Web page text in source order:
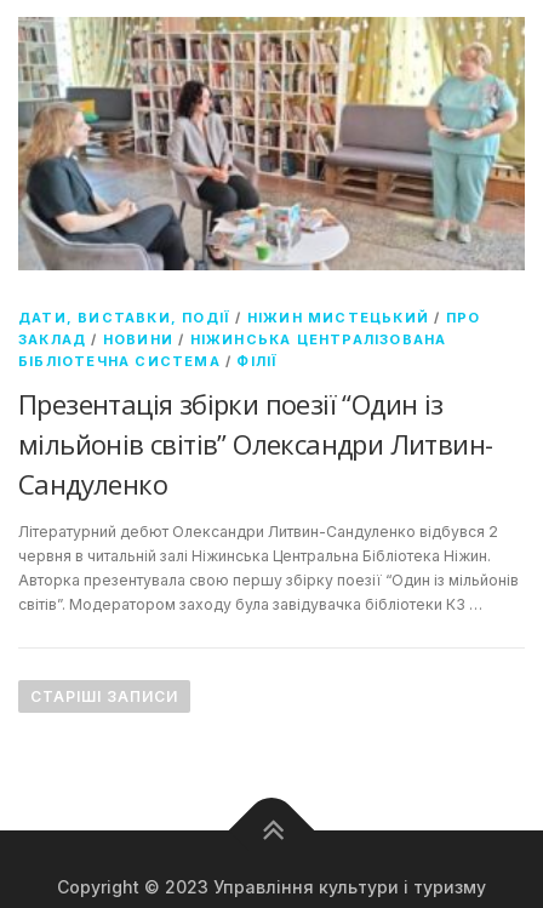
ДАТИ, ВИСТАВКИ, ПОДІЇ / НІЖИН МИСТЕЦЬКИЙ / ПРО
ЗАКЛАД / НОВИНИ / НІЖИНСЬКА ЦЕНТРАЛІЗОВАНА
БІБЛІОТЕЧНА СИСТЕМА / ФІЛІЇ
Презентація збірки поезії “Один із
мільйонів світів” Олександри Литвин-
Сандуленко
Літературний дебют Олександри Литвин-Сандуленко відбувся 2
червня в читальній залі Ніжинська Центральна Бібліотека Ніжин.
Авторка презентувала свою першу збірку поезії “Один із мільйонів
світів”. Модератором заходу була завідувачка бібліотеки КЗ …
СТАРІШІ ЗАПИСИ
Copyright © 2023 Управління культури і туризму